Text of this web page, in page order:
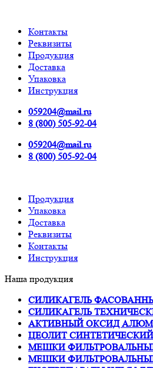
Контакты
Реквизиты
Продукция
Доставка
Упаковка
Инструкция
059204@mail.ru
8 (800) 505-92-04
059204@mail.ru
8 (800) 505-92-04
Продукция
Упаковка
Доставка
Реквизиты
Контакты
Инструкция
Наша продукция
СИЛИКАГЕЛЬ
СИЛИКАГЕЛЬ
АКТИВНЫЙ ОКСИД
ЦЕОЛИТ СИНТЕТИЧЕСКИЙ
МЕШКИ
МЕШКИ